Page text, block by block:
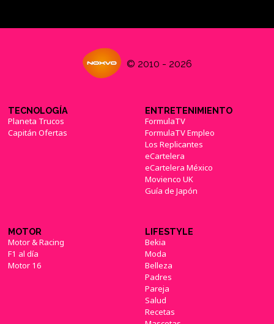
© 2010 - 2026
TECNOLOGÍA
Planeta Trucos
Capitán Ofertas
ENTRETENIMIENTO
FormulaTV
FormulaTV Empleo
Los Replicantes
eCartelera
eCartelera México
Movienco UK
Guía de Japón
MOTOR
Motor & Racing
F1 al día
Motor 16
LIFESTYLE
Bekia
Moda
Belleza
Padres
Pareja
Salud
Recetas